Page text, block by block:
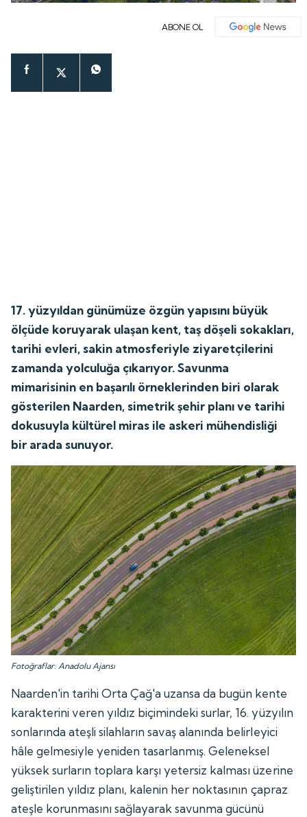
ABONE OL
17. yüzyıldan günümüze özgün yapısını büyük
ölçüde koruyarak ulaşan kent, taş döşeli sokakları,
tarihi evleri, sakin atmosferiyle ziyaretçilerini
zamanda yolculuğa çıkarıyor. Savunma
mimarisinin en başarılı örneklerinden biri olarak
gösterilen Naarden, simetrik şehir planı ve tarihi
dokusuyla kültürel miras ile askeri mühendisliği
bir arada sunuyor.
Fotoğraflar: Anadolu Ajansı
Naarden'in tarihi Orta Çağ'a uzansa da bugün kente
karakterini veren yıldız biçimindeki surlar, 16. yüzyılın
sonlarında ateşli silahların savaş alanında belirleyici
hâle gelmesiyle yeniden tasarlanmış. Geleneksel
yüksek surların toplara karşı yetersiz kalması üzerine
geliştirilen yıldız planı, kalenin her noktasının çapraz
ateşle korunmasını sağlayarak savunma gücünü